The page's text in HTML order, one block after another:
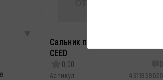
Сальник привода правый KIA
CEED
0,00 0
Артикул:
4311939020